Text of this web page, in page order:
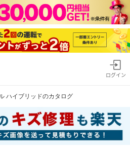
ログイン
ハイブリッドのカタログ